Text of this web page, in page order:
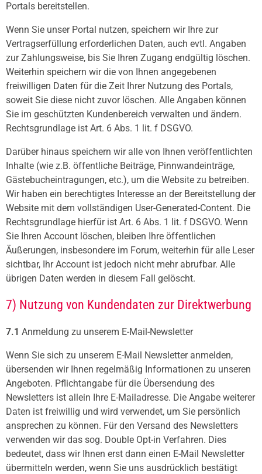
Portals bereitstellen.
Wenn Sie unser Portal nutzen, speichern wir Ihre zur
Vertragserfüllung erforderlichen Daten, auch evtl. Angaben
zur Zahlungsweise, bis Sie Ihren Zugang endgültig löschen.
Weiterhin speichern wir die von Ihnen angegebenen
freiwilligen Daten für die Zeit Ihrer Nutzung des Portals,
soweit Sie diese nicht zuvor löschen. Alle Angaben können
Sie im geschützten Kundenbereich verwalten und ändern.
Rechtsgrundlage ist Art. 6 Abs. 1 lit. f DSGVO.
Darüber hinaus speichern wir alle von Ihnen veröffentlichten
Inhalte (wie z.B. öffentliche Beiträge, Pinnwandeinträge,
Gästebucheintragungen, etc.), um die Website zu betreiben.
Wir haben ein berechtigtes Interesse an der Bereitstellung der
Website mit dem vollständigen User-Generated-Content. Die
Rechtsgrundlage hierfür ist Art. 6 Abs. 1 lit. f DSGVO. Wenn
Sie Ihren Account löschen, bleiben Ihre öffentlichen
Äußerungen, insbesondere im Forum, weiterhin für alle Leser
sichtbar, Ihr Account ist jedoch nicht mehr abrufbar. Alle
übrigen Daten werden in diesem Fall gelöscht.
7) Nutzung von Kundendaten zur Direktwerbung
7.1 Anmeldung zu unserem E-Mail-Newsletter
Wenn Sie sich zu unserem E-Mail Newsletter anmelden,
übersenden wir Ihnen regelmäßig Informationen zu unseren
Angeboten. Pflichtangabe für die Übersendung des
Newsletters ist allein Ihre E-Mailadresse. Die Angabe weiterer
Daten ist freiwillig und wird verwendet, um Sie persönlich
ansprechen zu können. Für den Versand des Newsletters
verwenden wir das sog. Double Opt-in Verfahren. Dies
bedeutet, dass wir Ihnen erst dann einen E-Mail Newsletter
übermitteln werden, wenn Sie uns ausdrücklich bestätigt